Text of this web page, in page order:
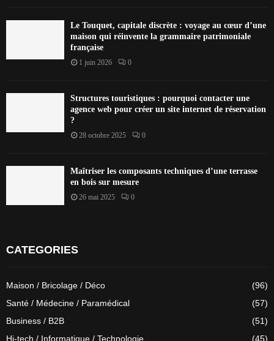
Le Touquet, capitale discrète : voyage au cœur d’une
maison qui réinvente la grammaire patrimoniale
française
1 juin 2026 0
Structures touristiques : pourquoi contacter une
agence web pour créer un site internet de réservation
?
28 octobre 2025 0
Maîtriser les composants techniques d’une terrasse
en bois sur mesure
26 mai 2025 0
CATEGORIES
Maison / Bricolage / Déco
(96)
Santé / Médecine / Paramédical
(57)
Business / B2B
(51)
Hi-tech / Informatique / Technologie
(45)